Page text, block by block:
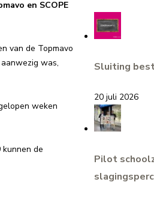
en SCOPE
van de Topmavo
was,
weken
de
Sluiting
20 juli 2026
Pilot